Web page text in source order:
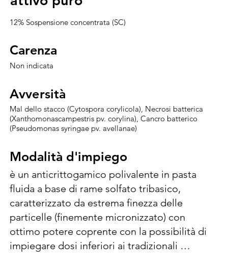
12% Sospensione concentrata (SC)
Carenza
Carenza
Non indicata
Avversità
Avversità
Mal dello stacco (Cytospora corylicola), Necrosi batterica
(Xanthomonascampestris pv. corylina), Cancro batterico
(Pseudomonas syringae pv. avellanae)
Modalità d'impiego
Modalità d'impiego
è un anticrittogamico polivalente in pasta
fluida a base di rame solfato tribasico,
caratterizzato da estrema finezza delle
particelle (finemente micronizzato) con
ottimo potere coprente con la possibilità di
impiegare dosi inferiori ai tradizionali